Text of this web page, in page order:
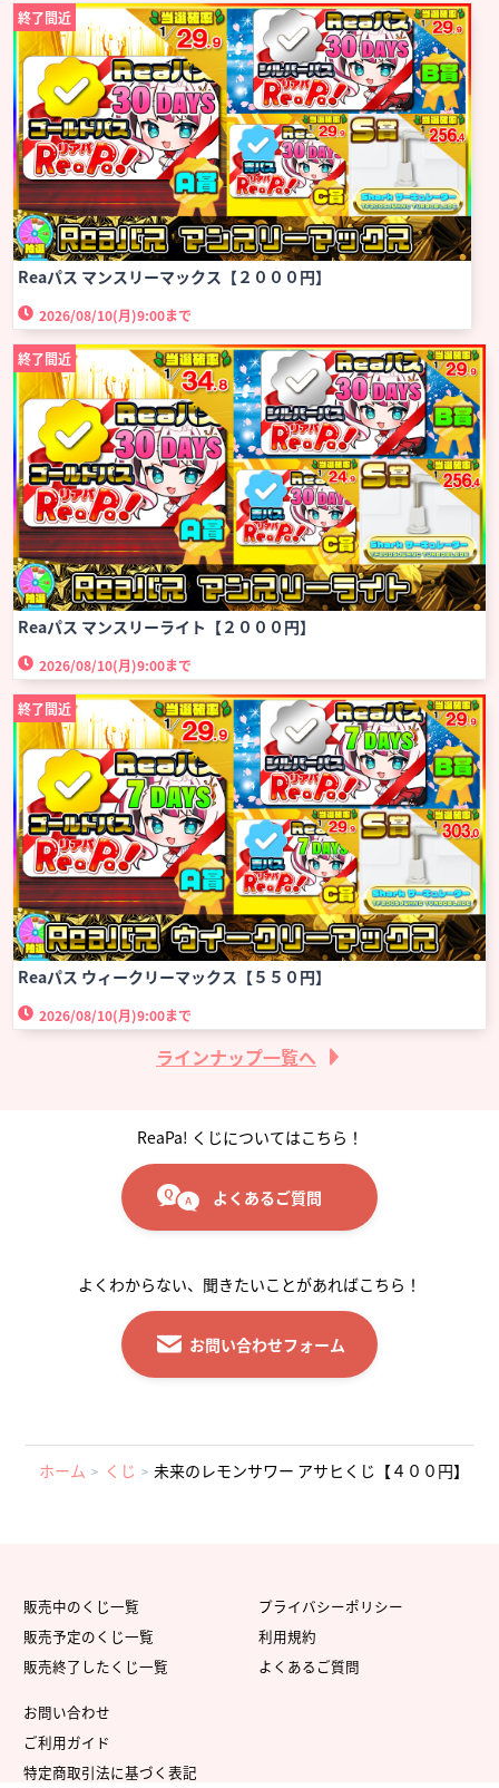
終了間近
Reaパス マンスリーマックス【２０００円】
2026/08/10(月)9:00まで
終了間近
Reaパス マンスリーライト【２０００円】
2026/08/10(月)9:00まで
終了間近
Reaパス ウィークリーマックス【５５０円】
2026/08/10(月)9:00まで
ラインナップ一覧へ
ReaPa! くじについてはこちら！
よくあるご質問
よくわからない、聞きたいことがあればこちら！
お問い合わせフォーム
ホーム くじ 未来のレモンサワー アサヒくじ【４００円】
販売中のくじ一覧
販売予定のくじ一覧
販売終了したくじ一覧
プライバシーポリシー
利用規約
よくあるご質問
お問い合わせ
ご利用ガイド
特定商取引法に基づく表記